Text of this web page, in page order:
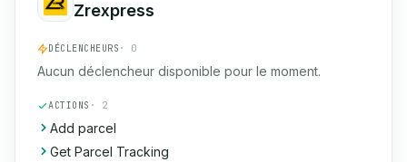
Zrexpress
DÉCLENCHEURS · 0
Aucun déclencheur disponible pour le moment.
ACTIONS · 2
Add parcel
Get Parcel Tracking